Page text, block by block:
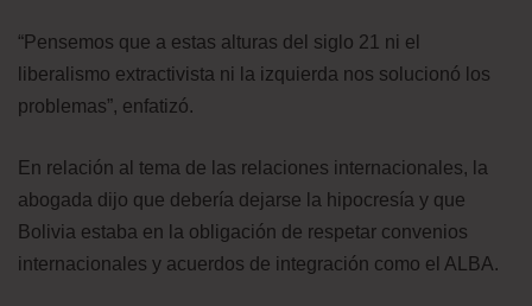
“Pensemos que a estas alturas del siglo 21 ni el
liberalismo extractivista ni la izquierda nos solucionó los
problemas”, enfatizó.
En relación al tema de las relaciones internacionales, la
abogada dijo que debería dejarse la hipocresía y que
Bolivia estaba en la obligación de respetar convenios
internacionales y acuerdos de integración como el ALBA.